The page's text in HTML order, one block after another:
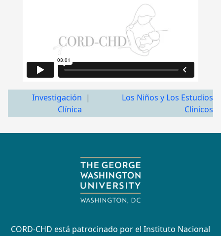
Los Niños y Los Estudios
Clinicos
|
Investigación
Clínica
CORD-CHD está patrocinado por el Instituto Nacional